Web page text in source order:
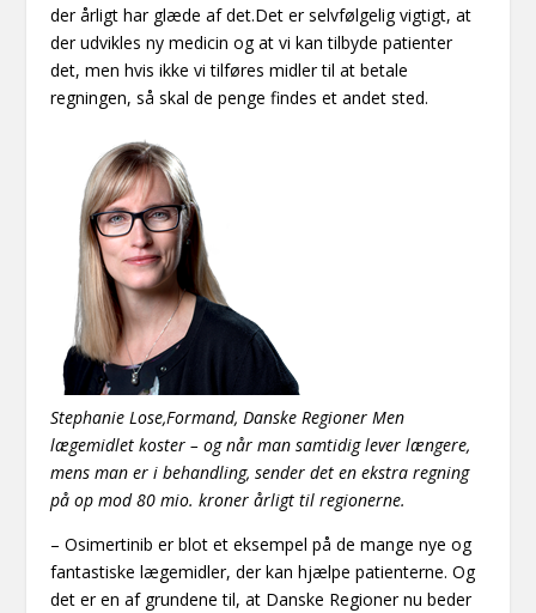
der årligt har glæde af det.Det er selvfølgelig vigtigt, at
der udvikles ny medicin og at vi kan tilbyde patienter
det, men hvis ikke vi tilføres midler til at betale
regningen, så skal de penge findes et andet sted.
Stephanie Lose,Formand, Danske Regioner Men
lægemidlet koster – og når man samtidig lever længere,
mens man er i behandling, sender det en ekstra regning
på op mod 80 mio. kroner årligt til regionerne.
– Osimertinib er blot et eksempel på de mange nye og
fantastiske lægemidler, der kan hjælpe patienterne. Og
det er en af grundene til, at Danske Regioner nu beder